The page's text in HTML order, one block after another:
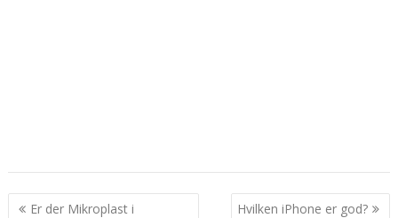
Indlægsnavigation
Er der Mikroplast i
Hvilken iPhone er god?